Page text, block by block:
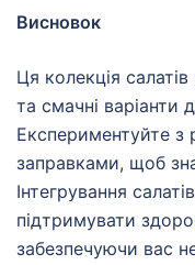
Висновок
Ця колекція
та смачні варіанти
Експериментуйте з
заправками, щоб
Інтегрування
підтримувати
забезпечуючи вас